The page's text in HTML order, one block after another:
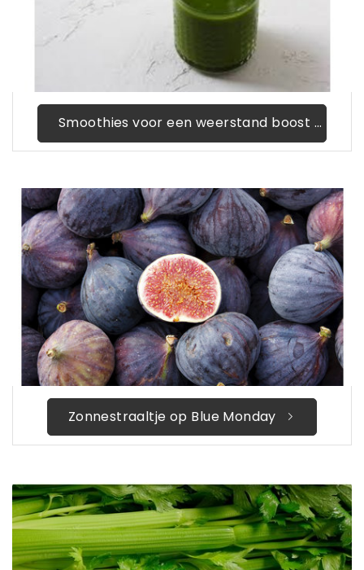
Smoothies voor een weerstand boost
Zonnestraaltje op Blue Monday